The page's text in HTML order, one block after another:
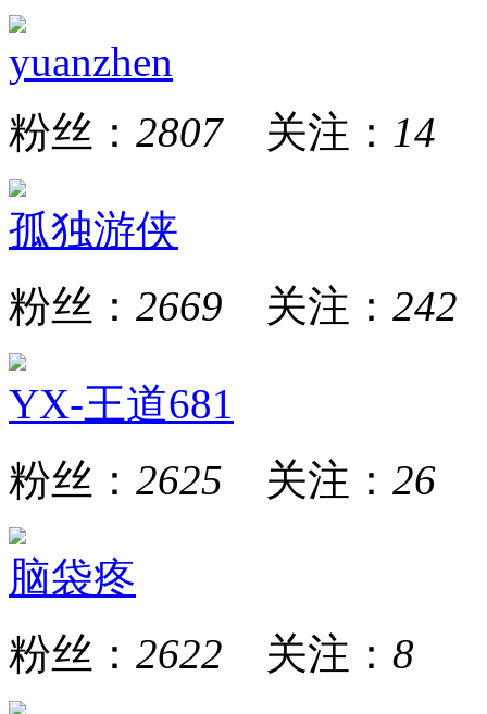
yuanzhen
粉丝： 2807关注： 14
孤独游侠
粉丝： 2669 关注： 242
YX-王道681
粉丝： 2625 关注： 26
脑袋疼
粉丝： 2622 关注： 8